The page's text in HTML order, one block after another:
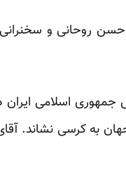
حسن روحانی و
جمهوری اسلامی ایران
به کرسی نشاند.